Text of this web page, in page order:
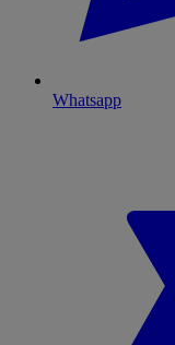
Whatsapp